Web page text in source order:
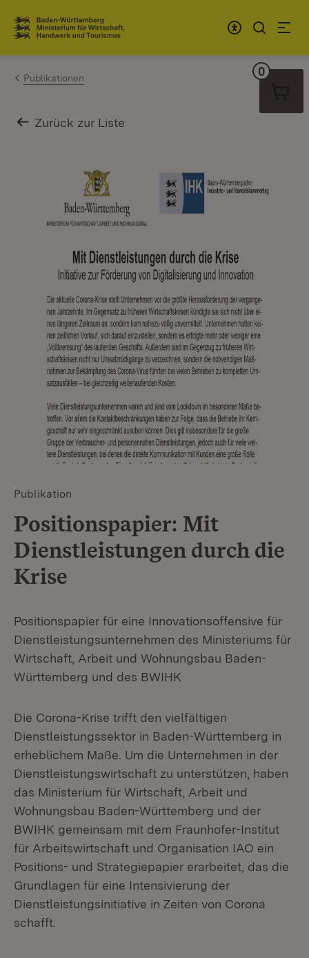
Zum Inhalt springen
Link zur Startseite
Publikationen
Zurück zur Liste
Publikation
Positionspapier: Mit
Dienstleistungen durch die
Krise
Positionspapier für eine Innovationsoffensive für
Dienstleistungsunternehmen des Ministeriums für
Wirtschaft, Arbeit und Wohnungsbau Baden-
Württemberg und des BWIHK
Die Corona-Krise trifft den vielfältigen
Dienstleistungssektor in Baden-Württemberg in
erheblichem Maße. Um die Unternehmen in der
Dienstleistungswirtschaft zu unterstützen, haben
das Ministerium für Wirtschaft, Arbeit und
Wohnungsbau Baden-Württemberg und der
BWIHK gemeinsam mit dem Fraunhofer-Institut
für Arbeitswirtschaft und Organisation IAO ein
Positions- und Strategiepapier erarbeitet, das die
Grundlagen für eine Intensivierung der
Dienstleistungsinitiative in Zeiten von Corona
schafft.
0